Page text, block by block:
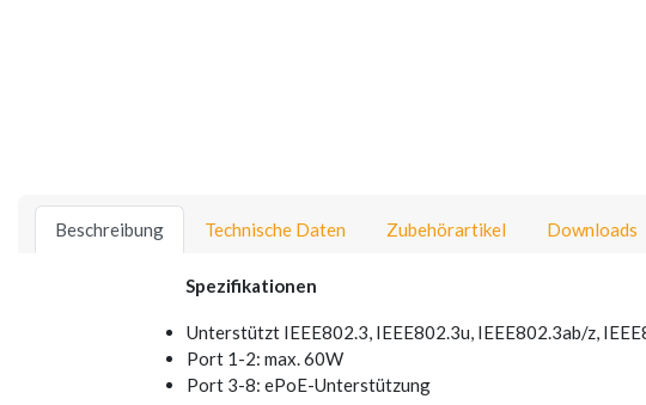
Beschreibung Technische Daten Zubehörartikel Downloads
Spezifikationen
Unterstützt IEEE802.3, IEEE802.3u, IEEE802.3ab/z,
Port 1-2: max. 60W
Port 3-8: ePoE-Unterstützung